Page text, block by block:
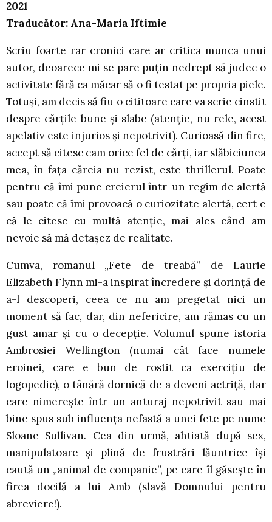
2021
Traducător: Ana-Maria Iftimie
Scriu foarte rar cronici care ar critica munca unui
autor, deoarece mi se pare puțin nedrept să judec o
activitate fără ca măcar să o fi testat pe propria piele.
Totuși, am decis să fiu o cititoare care va scrie cinstit
despre cărțile bune și slabe (atenție, nu rele, acest
apelativ este injurios și nepotrivit). Curioasă din fire,
accept să citesc cam orice fel de cărți, iar slăbiciunea
mea, în fața căreia nu rezist, este thrillerul. Poate
pentru că îmi pune creierul într-un regim de alertă
sau poate că îmi provoacă o curiozitate alertă, cert e
că le citesc cu multă atenție, mai ales când am
nevoie să mă detașez de realitate.
Cumva, romanul „Fete de treabă” de Laurie
Elizabeth Flynn mi-a inspirat încredere și dorință de
a-l descoperi, ceea ce nu am pregetat nici un
moment să fac, dar, din nefericire, am rămas cu un
gust amar și cu o decepție. Volumul spune istoria
Ambrosiei Wellington (numai cât face numele
eroinei, care e bun de rostit ca exercițiu de
logopedie), o tânără dornică de a deveni actriță, dar
care nimerește într-un anturaj nepotrivit sau mai
bine spus sub influența nefastă a unei fete pe nume
Sloane Sullivan. Cea din urmă, ahtiată după sex,
manipulatoare și plină de frustrări lăuntrice își
caută un „animal de companie”, pe care îl găsește în
firea docilă a lui Amb (slavă Domnului pentru
abreviere!).